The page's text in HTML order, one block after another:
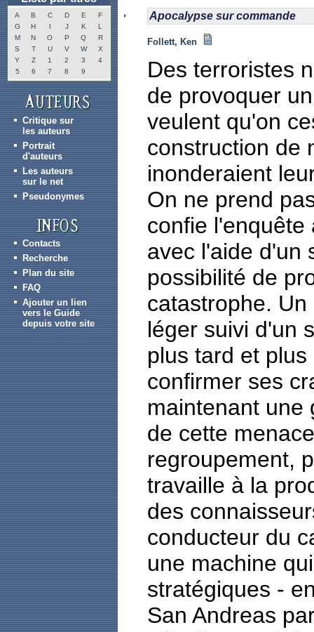
A B C D E
F
G
H I J K
L
M
N O P Q
R
S
T U V W
X
Y
Z 1 2 3
4
5
6 7 8 9
Critique sur
les auteurs
Portrait
d'auteurs
Les auteurs
sur le net
Pseudonymes
Contacts
Recherche
Plan du site
FAQ
Ajouter un lien
vers le Guide
depuis votre site
Apocalypse sur commande
Follett, Ken
Des terroristes
de provoquer
veulent qu'on
construction de
inonderaient
On ne prend
confie l'enquête
avec l'aide d'un
possibilité de
catastrophe.
léger suivi d'un
plus tard et
confirmer ses
maintenant une
de cette
regroupement,
travaille à la
des
conducteur du
une machine
stratégiques -
San Andreas